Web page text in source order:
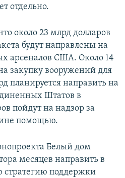
отдельно.
около 23 млрд долларов
будут направлены на
арсеналов США. Около 14
закупку вооружений для
планируется направить на
Штатов в
пойдут на надзор за
помощью.
Белый дом
месяцев направить в
стратегию поддержки